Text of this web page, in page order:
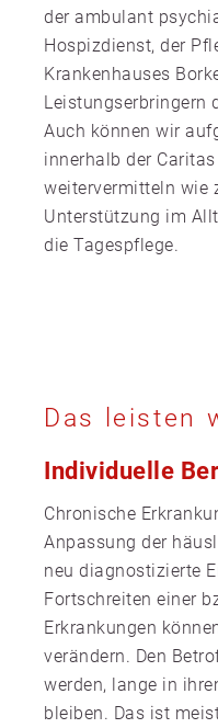
der ambulant
Hospizdienst, der
Krankenhauses
Leistungserbringern
Auch können wir
innerhalb der
weitervermitteln wie
Unterstützung im
die Tagespflege.
Das leisten
Individuelle
Chronische
Anpassung der
neu diagnostizierte
Fortschreiten einer
Erkrankungen
verändern. Den
werden, lange in
bleiben. Das ist